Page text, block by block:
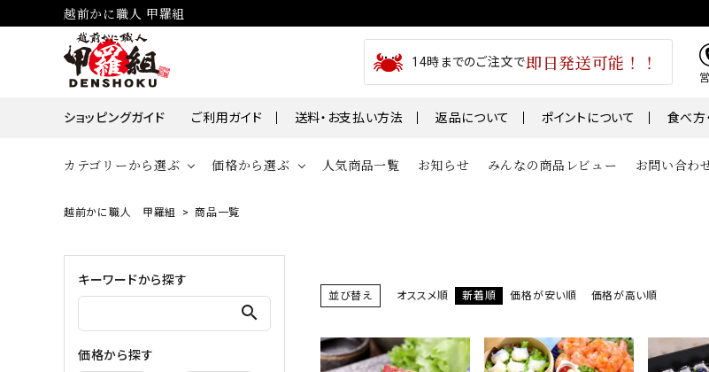
越前かに職人 甲羅組
14時までのご注文で即日発送可能！！
ショッピングガイド ご利用ガイド 送料・お支払い方法 返品について ポイントについて 食べ方
カテゴリーから選ぶ
ズワイガニ
毛ガニ
牡蠣・カキ
魚卵
鮭・サーモン
骨取り切身シリーズ
価格から選ぶ
￥10,001～￥30,000 ￥30,001～
人気商品一覧 お知らせ みんなの商品レビュー お問い合わ
越前かに職人 甲羅組 商品一覧
キーワードから探す
search
価格から探す
並び替え オススメ順 新着順 価格が安い順 価格が高い順